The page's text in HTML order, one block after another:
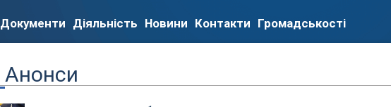
Документи Діяльність Новини Контакти Громадськості
Анонси